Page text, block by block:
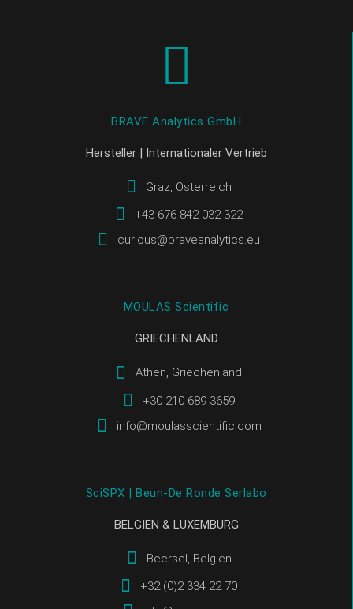
BRAVE Analytics GmbH
Hersteller | Internationaler Vertrieb
Graz, Österreich
+43 676 842 032 322
curious@braveanalytics.eu
MOULAS Scientific
GRIECHENLAND
Athen, Griechenland
+30 210 689 3659
info@moulasscientific.com
SciSPX | Beun-De Ronde Serlabo
BELGIEN & LUXEMBURG
Beersel, Belgien
+32 (0)2 334 22 70